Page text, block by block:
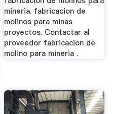
mineria. fabricacion de
molinos para minas
proyectos. Contactar al
proveedor fabricacion de
molino para mineria .